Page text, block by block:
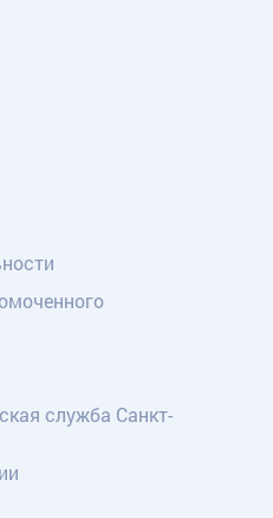
служба Санкт-